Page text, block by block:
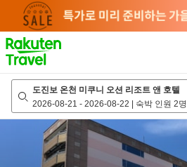
page
도진보 온천 미쿠니 오션 리조트 앤 호텔
2026-08-21 - 2026-08-22 | 숙박 인원 2명